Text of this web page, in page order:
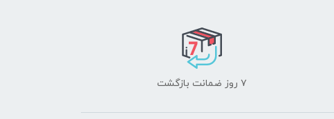
۷ روز ضمانت بازگشت